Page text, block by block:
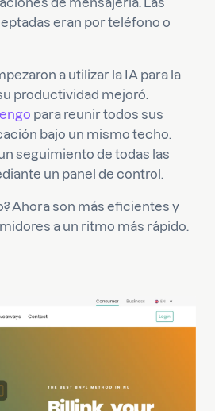
eran por teléfono o
a utilizar la IA para la
productividad mejoró.
para reunir todos sus
bajo un mismo techo.
seguimiento de todas las
un panel de control.
Ahora son más eficientes y
a un ritmo más rápido.